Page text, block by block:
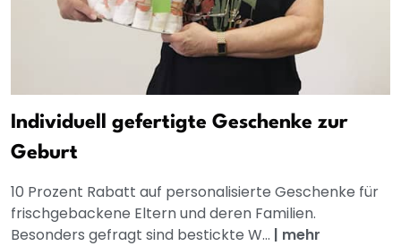
Individuell gefertigte Geschenke zur
Geburt
10 Prozent Rabatt auf personalisierte Geschenke für
frischgebackene Eltern und deren Familien.
Besonders gefragt sind bestickte W... | mehr